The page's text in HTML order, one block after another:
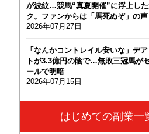
が波紋…競馬“真夏開催”に浮上し
ク。ファンからは「馬死ぬぞ」の声
2026年07月27日
「なんかコントレイル安いな」デ
トが3.3億円の陰で…無敗三冠馬が
ールで明暗
2026年07月15日
はじめての副業一